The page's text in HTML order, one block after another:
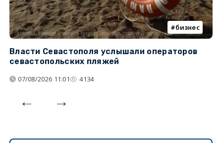
бизнес
Власти Севастополя услышали операторов
севастопольских пляжей
07/08/2026 11:01 4134